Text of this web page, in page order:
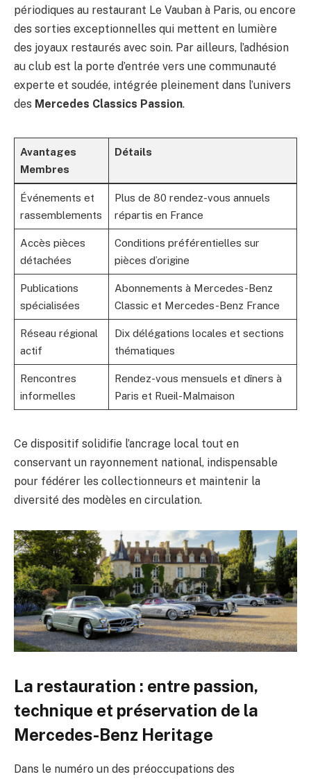
périodiques au restaurant Le Vauban à Paris, ou encore
des sorties exceptionnelles qui mettent en lumière
des joyaux restaurés avec soin. Par ailleurs, l’adhésion
au club est la porte d’entrée vers une communauté
experte et soudée, intégrée pleinement dans l’univers
des Mercedes Classics Passion.
Avantages
Membres
Détails
Événements et
rassemblements
Plus de 80 rendez-vous annuels
répartis en France
Accès pièces
détachées
Conditions préférentielles sur
pièces d’origine
Publications
spécialisées
Abonnements à Mercedes-Benz
Classic et Mercedes-Benz France
Réseau régional
actif
Dix délégations locales et sections
thématiques
Rencontres
informelles
Rendez-vous mensuels et dîners à
Paris et Rueil-Malmaison
Ce dispositif solidifie l’ancrage local tout en
conservant un rayonnement national, indispensable
pour fédérer les collectionneurs et maintenir la
diversité des modèles en circulation.
La restauration : entre passion,
technique et préservation de la
Mercedes-Benz Heritage
Dans le numéro un des préoccupations des